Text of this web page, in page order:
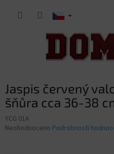
Jaspis červený
šňůra cca 36-38
YCG 01A
Průměrné
Neohodnoceno Podrobnosti